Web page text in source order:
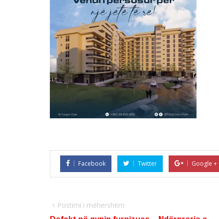
Facebook Twitter Google +
Postimi i mëhershëm